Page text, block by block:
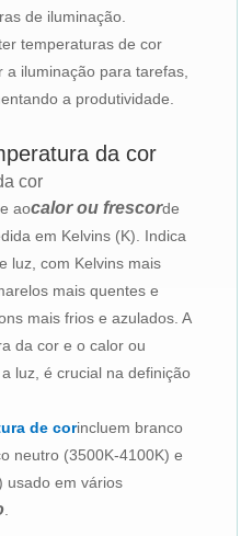
de iluminação.
temperaturas de cor
a iluminação para tarefas,
a produtividade.
da cor
cor
aocalor ou frescorde
em Kelvins (K). Indica
luz, com Kelvins mais
mais quentes e
mais frios e azulados. A
da cor e o calor ou
luz, é crucial na definição
de corincluem branco
neutro (3500K-4100K) e
usado em vários
.